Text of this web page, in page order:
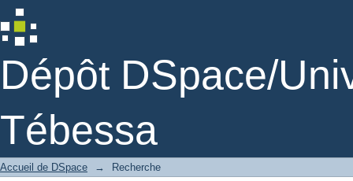
Dépôt DSpace/
Tébessa
Recherche
Accueil de DSpace → Recherche